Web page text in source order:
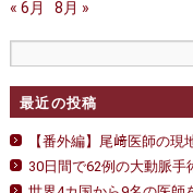
私どもの特色
« 6月
8月 »
最近の投稿
【番外編】尾﨑医師の
30日間で62例の大動脈手